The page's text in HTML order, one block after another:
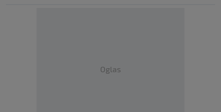
Oglas